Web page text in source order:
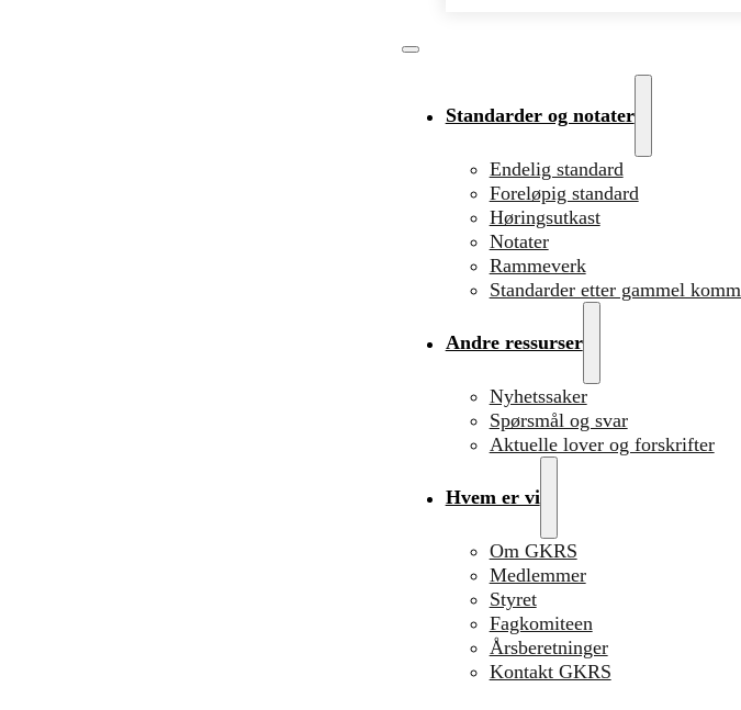
Standarder og notater
Endelig standard
Foreløpig standard
Høringsutkast
Notater
Rammeverk
Standarder etter gammel
Andre ressurser
Nyhetssaker
Spørsmål og svar
Aktuelle lover og forskrifter
Hvem er vi
Om GKRS
Medlemmer
Styret
Fagkomiteen
Årsberetninger
Kontakt GKRS